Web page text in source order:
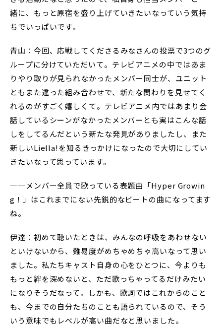
緒に、もっと原宿を盛り上げていきたいなっていう気持
ちでいっぱいです。
青山：今回、応戦してくださるみなさんの投票で3つのグ
ループに分けていただいて。テレビアニメの中ではあま
りやり取りが見られなかったメンバー同士が、ユニット
ともまた違った組み合わせで、新たな関わりを見せてく
れるのがすごく嬉しくて。テレビアニメ内ではあまり会
話しているシーンがなかったメンバーとも実はこんな話
しをしてるんだという新たな発見がありましたし、また
新しいLiella!を知るきっかけになったので大切にしてい
きたいなって思っています。
──メンバー全員で歌っている表題曲「Hyper Growin
g！」はこれまでにない先鋭的なビートの曲になってます
ね。
伊達：初めて聴いたときは、みんなの呼吸をあわせない
といけないから、難易度がめちゃめちゃ高いなって思い
ました。私たちキャスト自身の心をひとつに、今よりも
もっと絆を深めないと、ただ歌っちゃってるだけみたい
になりそうだなって。しかも、歌詞ではこれからのこと
も、今までの自分たちのことも語られているので、そう
いう意味でもレベルが高い曲だなと思いました。